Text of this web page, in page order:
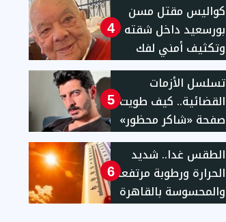
4
كواليس مقتل مسن
بورسعيد داخل شقته
وتكثيف أمني لفك
اللغز
5
تسلسل الأزمات
القضائية.. كيف طويت
صفحة «شاكر محظور»
بعد تنفيذ العقوبة؟
6
الطقس غدا.. شديد
الحرارة ورطوبة مرتفعة
والمحسوسة بالقاهرة
38 درجة